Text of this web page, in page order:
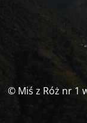
© Miś z Róż nr 1